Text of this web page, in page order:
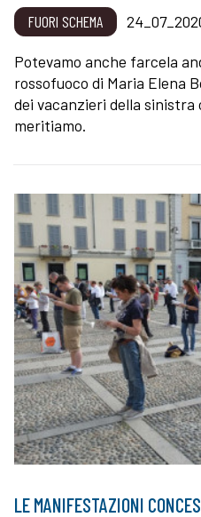
FUORI SCHEMA
Potevamo anche farcela
rossofuoco di Maria Elena
dei vacanzieri della sinistra
meritiamo.
LE MANIFESTAZIONI